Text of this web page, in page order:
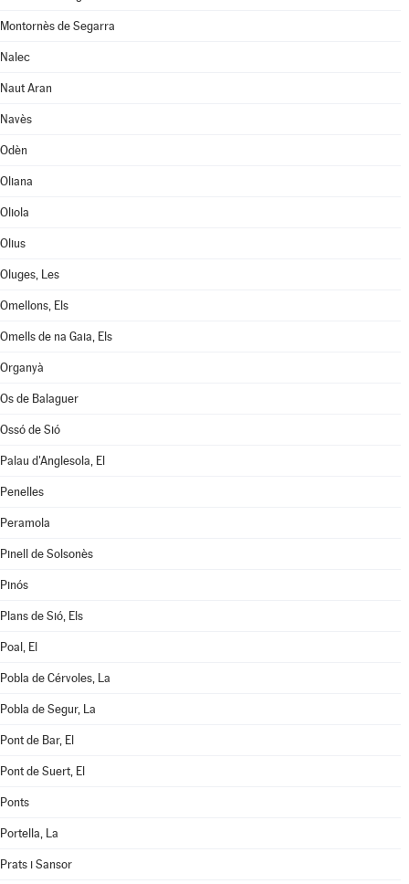
Montornès de Segarra
Nalec
Naut Aran
Navès
Odèn
Oliana
Oliola
Olius
Oluges, Les
Omellons, Els
Omells de na Gaia, Els
Organyà
Os de Balaguer
Ossó de Sió
Palau d'Anglesola, El
Penelles
Peramola
Pinell de Solsonès
Pinós
Plans de Sió, Els
Poal, El
Pobla de Cérvoles, La
Pobla de Segur, La
Pont de Bar, El
Pont de Suert, El
Ponts
Portella, La
Prats i Sansor